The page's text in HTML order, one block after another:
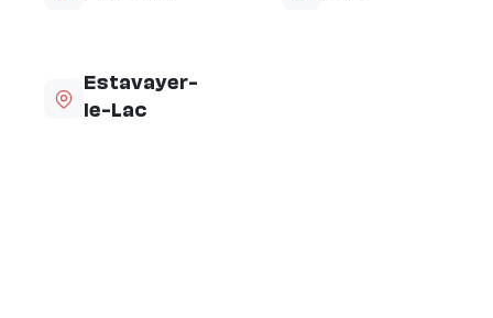
Estavayer-
le-Lac